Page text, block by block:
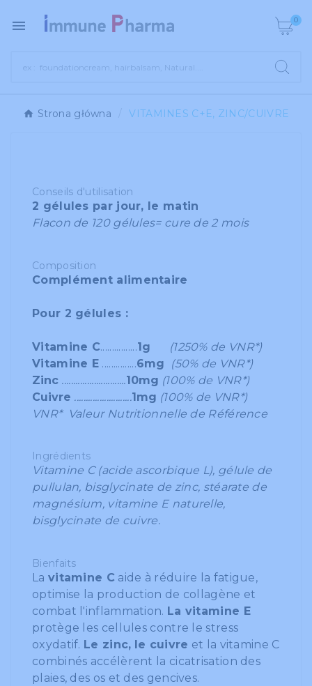
 0
Strona główna VITAMINES C+E, ZINC/CUIVRE
Conseils d'utilisation
2 gélules par jour, le matin
Flacon de 120 gélules= cure de 2 mois
Composition
Complément alimentaire
Pour 2 gélules :
Vitamine C................1g
(1250% de VNR*)
Vitamine E ...............6mg (50% de VNR*)
Zinc ............................10mg (100% de VNR*)
Cuivre .........................1mg (100% de VNR*)
VNR* Valeur Nutritionnelle de Référence
Ingrédients
Vitamine C (acide ascorbique L), gélule de
pullulan, bisglycinate de zinc, stéarate de
magnésium, vitamine E naturelle,
bisglycinate de cuivre.
Bienfaits
La vitamine C aide à réduire la fatigue,
optimise la production de collagène et
combat l'inflammation. La vitamine E
protège les cellules contre le stress
oxydatif. Le zinc, le cuivre et la vitamine C
combinés accélèrent la cicatrisation des
plaies, des os et des gencives.